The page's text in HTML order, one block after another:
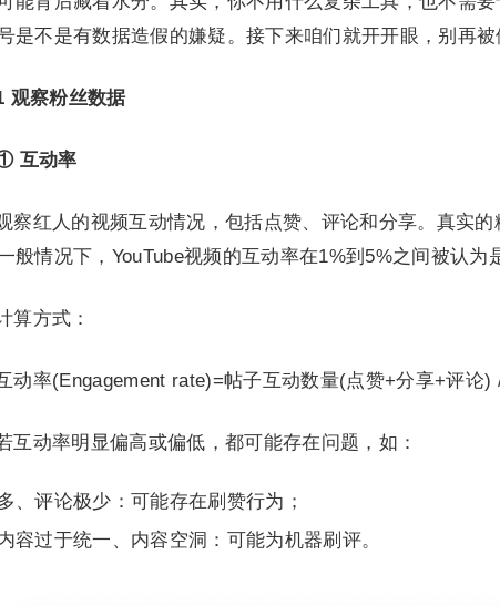
是不是有数据造假的嫌疑。接下来咱们就开开眼，别再被
观察粉丝数据
互动率
察红人的视频互动情况，包括点赞、评论和分享。真实
般情况下，YouTube视频的互动率在1%到5%之间被认为
算方式：
动率(Engagement rate)=帖子互动数量(点赞+分享+评论)
互动率明显偏高或偏低，都可能存在问题，如：
、评论极少：可能存在刷赞行为；
容过于统一、内容空洞：可能为机器刷评。